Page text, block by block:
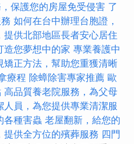
保護您的房屋免受侵害 了
如何在台中辦理台胞證，
提供北部地區長者安心居住
造您夢想中的家 專業養護中
矯正方法，幫助您重獲清晰
療程 除蟑除害專家推薦 歐
高品質養老院服務，為父母
人員，為您提供專業清潔服
各種害蟲 老屋翻新，給您的
提供全方位的殯葬服務 四門